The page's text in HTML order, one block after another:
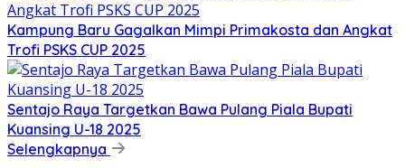
Kampung Baru Gagalkan Mimpi Primakosta dan Angkat
Trofi PSKS CUP 2025
Sentajo Raya Targetkan Bawa Pulang Piala Bupati
Kuansing U-18 2025
Selengkapnya